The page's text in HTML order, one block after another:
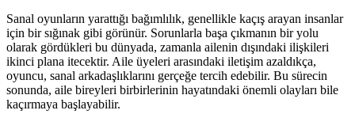
Sanal oyunların yarattığı bağımlılık, genellikle kaçış arayan insanlar
için bir sığınak gibi görünür. Sorunlarla başa çıkmanın bir yolu
olarak gördükleri bu dünyada, zamanla ailenin dışındaki ilişkileri
ikinci plana itecektir. Aile üyeleri arasındaki iletişim azaldıkça,
oyuncu, sanal arkadaşlıklarını gerçeğe tercih edebilir. Bu sürecin
sonunda, aile bireyleri birbirlerinin hayatındaki önemli olayları bile
kaçırmaya başlayabilir.